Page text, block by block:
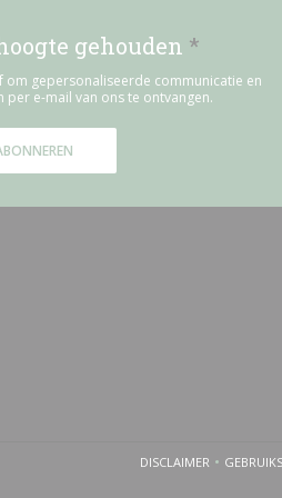
gehouden *
om gepersonaliseerde communicatie en
e-mail van ons te ontvangen.
een nieuw venster))
in een nieuw venster))
VENSTER)) DISCLAIMER((OPENT IN EEN